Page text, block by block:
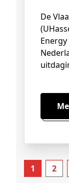
De Vlaamse regering geeft de faculteit Industriële Ingenieurswetenschappen
1 2